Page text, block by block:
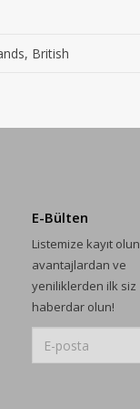
British
E-Bülten
Listemize kayıt olun
avantajlardan ve
yeniliklerden ilk siz
haberdar olun!